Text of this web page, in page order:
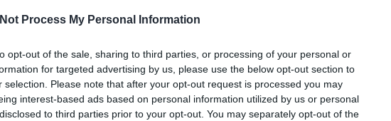
Process My Personal Information
opt-out of the sale, sharing to third parties, or processing of your personal or
for targeted advertising by us, please use the below opt-out section to
selection. Please note that after your opt-out request is processed you may
interest-based ads based on personal information utilized by us or personal
to third parties prior to your opt-out. You may separately opt-out of the
BLOG RÓLUNK KAPCSOLAT